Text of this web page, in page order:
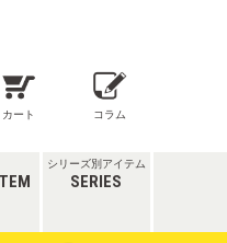
カート コラム
シリーズ別アイテム
SERIES